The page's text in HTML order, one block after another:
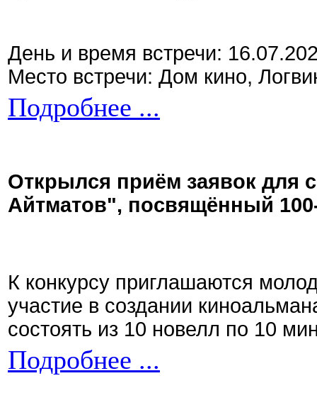
День и время встречи:
Место встречи: Дом кино,
Подробнее ...
Открылся приём заявок для
Айтматов", посвящённый
К конкурсу приглашаются
участие в создании
состоять из 10 новелл по 10
Подробнее ...